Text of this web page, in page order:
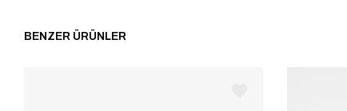
BENZER ÜRÜNLER